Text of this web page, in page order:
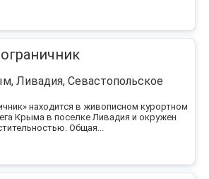
Ливадия, Севастопольское
находится в живописном курортном
Крыма в поселке Ливадия и окружен
Общая...